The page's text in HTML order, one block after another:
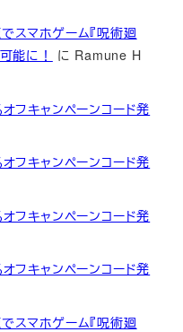
スマホゲーム『呪術廻
能に！
に Ramune H
フキャンペーンコード発
フキャンペーンコード発
フキャンペーンコード発
フキャンペーンコード発
スマホゲーム『呪術廻